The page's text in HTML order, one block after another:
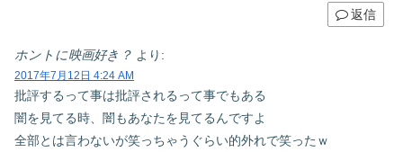
返信
ホントに映画好き？ より:
2017年7月12日 4:24 AM
批評するって事は批評されるって事でもある
闇を見てる時、闇もあなたを見てるんですよ
全部とは言わないが笑っちゃうぐらい的外れで笑ったｗ